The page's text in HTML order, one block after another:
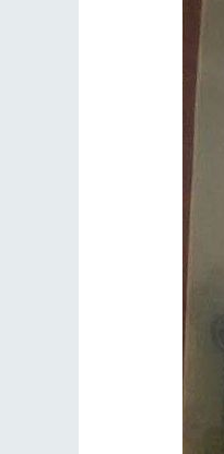
Фредерика де